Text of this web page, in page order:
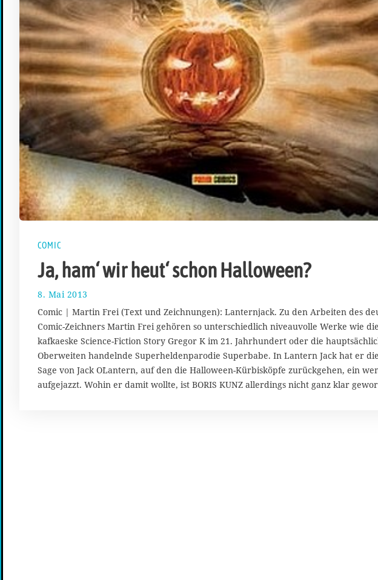
COMIC
Ja, ham‘ wir heut‘ schon Halloween?
8. Mai 2013
7
.
D
e
z
e
m
b
Comic | Martin Frei (Text und Zeichnungen): Lanternjack. Zu den Arbeiten des
Comic-Zeichners Martin Frei gehören so unterschiedlich niveauvolle Werke wie die
kafkaeske Science-Fiction Story Gregor K im 21. Jahrhundert oder die
Oberweiten handelnde Superheldenparodie Superbabe. In Lantern Jack hat er
Sage von Jack O`Lantern, auf den die Halloween-Kürbisköpfe zurückgehen, ein
aufgejazzt. Wohin er damit wollte, ist BORIS KUNZ allerdings nicht ganz klar